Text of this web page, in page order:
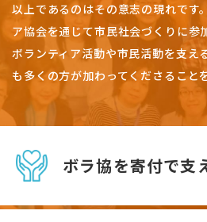
以上であるのはその意志の現れです。
ア協会を通じて市民社会づくりに参
ボランティア活動や市民活動を支え
も多くの方が加わってくださること
ボラ協を寄付で支